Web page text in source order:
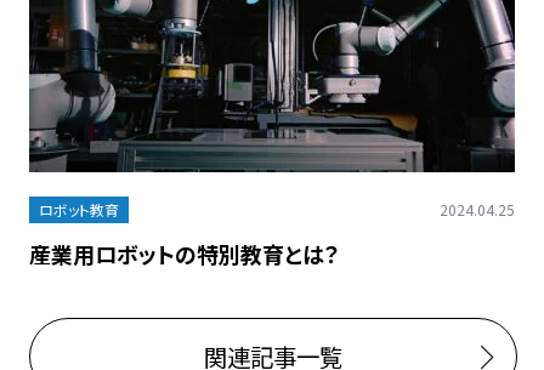
ロボット教育 2024.04.25
産業用ロボットの特別教育とは？
関連記事一覧